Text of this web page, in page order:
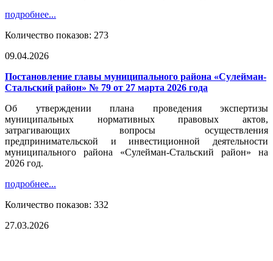
подробнее...
Количество показов: 273
09.04.2026
Постановление главы муниципального района «Сулейман-
Стальский район» № 79 от 27 марта 2026 года
Об утверждении плана проведения экспертизы
муниципальных нормативных правовых актов,
затрагивающих вопросы осуществления
предпринимательской и инвестиционной деятельности
муниципального района «Сулейман-Стальский район» на
2026 год.
подробнее...
Количество показов: 332
27.03.2026